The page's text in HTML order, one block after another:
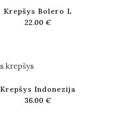
Krepšys Bolero L
22.00 €
Krepšys Indonezija
36.00 €